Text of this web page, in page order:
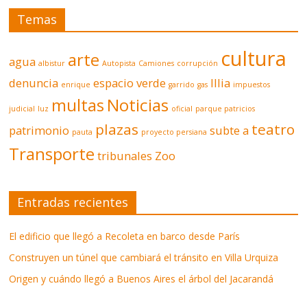
Temas
agua albistur arte Autopista Camiones corrupción cultura
denuncia enrique espacio verde garrido gas Illia impuestos
judicial luz multas Noticias oficial parque patricios
patrimonio pauta plazas proyecto persiana subte a teatro
Transporte tribunales Zoo
Entradas recientes
El edificio que llegó a Recoleta en barco desde París
Construyen un túnel que cambiará el tránsito en Villa Urquiza
Origen y cuándo llegó a Buenos Aires el árbol del Jacarandá